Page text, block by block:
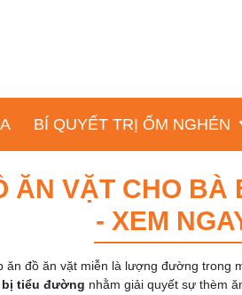
BÍ QUYẾT TRỊ ỐM NGHÉN
ĂN VẶT CHO
- XEM
đồ ăn vặt miễn là lượng đường trong
bị tiểu đường nhằm giải quyết sự thèm